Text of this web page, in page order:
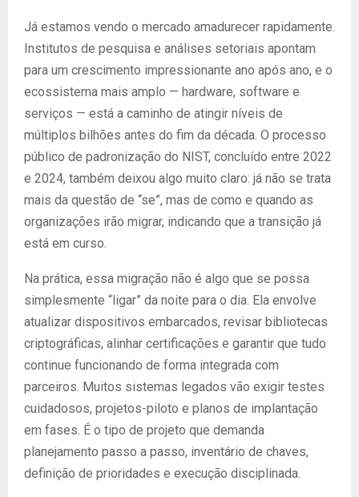
Já estamos vendo o mercado amadurecer rapidamente.
Institutos de pesquisa e análises setoriais apontam
para um crescimento impressionante ano após ano, e o
ecossistema mais amplo — hardware, software e
serviços — está a caminho de atingir níveis de
múltiplos bilhões antes do fim da década. O processo
público de padronização do NIST, concluído entre 2022
e 2024, também deixou algo muito claro: já não se trata
mais da questão de “se”, mas de como e quando as
organizações irão migrar, indicando que a transição já
está em curso.
Na prática, essa migração não é algo que se possa
simplesmente “ligar” da noite para o dia. Ela envolve
atualizar dispositivos embarcados, revisar bibliotecas
criptográficas, alinhar certificações e garantir que tudo
continue funcionando de forma integrada com
parceiros. Muitos sistemas legados vão exigir testes
cuidadosos, projetos-piloto e planos de implantação
em fases. É o tipo de projeto que demanda
planejamento passo a passo, inventário de chaves,
definição de prioridades e execução disciplinada.